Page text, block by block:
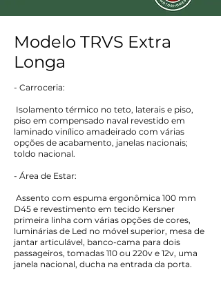
Modelo TRVS Extra
Longa
- Carroceria:
Isolamento térmico no teto, laterais e piso,
piso em compensado naval revestido em
laminado vinílico amadeirado com várias
opções de acabamento, janelas nacionais;
toldo nacional.
- Área de Estar:
Assento com espuma ergonômica 100 mm
D45 e revestimento em tecido Kersner
primeira linha com várias opções de cores,
luminárias de Led no móvel superior, mesa de
jantar articulável, banco-cama para dois
passageiros, tomadas 110 ou 220v e 12v, uma
janela nacional, ducha na entrada da porta.